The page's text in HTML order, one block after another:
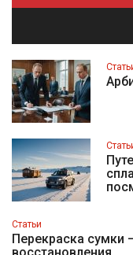
Статьи
Перекраска сумки